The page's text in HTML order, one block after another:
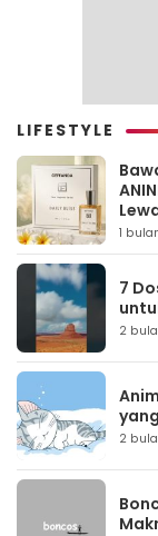
LIFESTYLE
1
7
2
2